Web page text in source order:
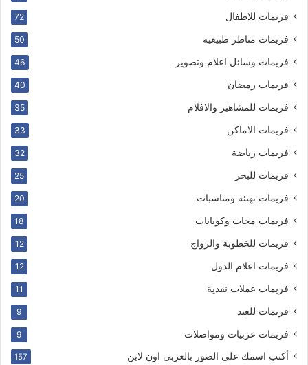
فريمات للاطفال 72
فريمات مناظر طبيعية 50
فريمات وسائل اعلام وتصوير 46
فريمات رمضان 40
فريمات للمشاهير والافلام 35
فريمات الاماكن 33
فريمات رياضة 32
فريمات للبحر 25
فريمات تهنئة ومناسبات 20
فريمات مجات وكوبايات 18
فريمات للخطوبة والزواج 12
فريمات اعلام الدول 12
فريمات عملات نقدية 11
فريمات للعيد 9
فريمات عربيات ومواصلات 9
أكتب اسمك على الصور بالعربى اون لاين 157